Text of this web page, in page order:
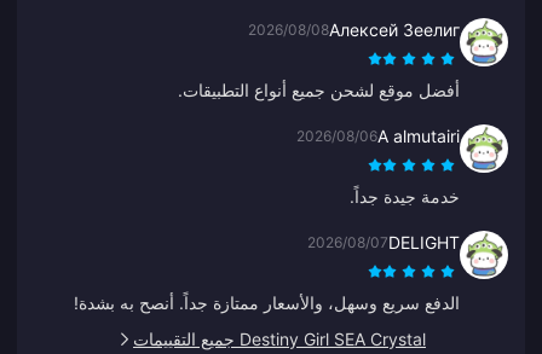
Алексей Зеелиг
2026/08/08
أفضل موقع لشحن جميع أنواع التطبيقات.
A almutairi
2026/08/06
خدمة جيدة جداً.
DELIGHT
2026/08/07
الدفع سريع وسهل، والأسعار ممتازة جداً. أنصح به بشدة!
Destiny Girl SEA Crystal جميع التقييمات